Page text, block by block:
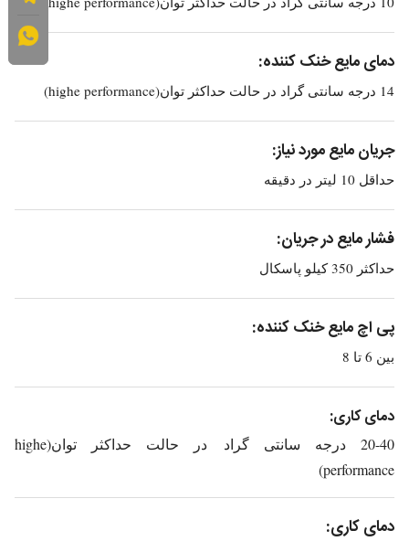
دمای مایع خنک کننده:
14 درجه سانتی گراد در حالت حداکثر توان(highe performance)
جریان مایع مورد نیاز:
حداقل 10 لیتر در دقیقه
فشار مایع در جریان:
حداکثر 350 کیلو پاسکال
پی اچ مایع خنک کننده:
بین 6 تا 8
دمای کاری:
20-40 درجه سانتی گراد در حالت حداکثر توان(highe
performance
)
دمای کاری: